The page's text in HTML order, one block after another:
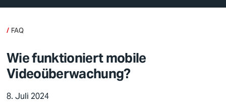
FAQ
Wie funktioniert mobile
Videoüberwachung?
8. Juli 2024